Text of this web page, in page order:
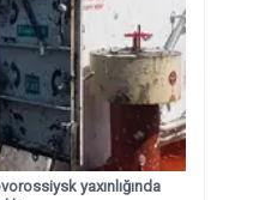
yaxınlığında